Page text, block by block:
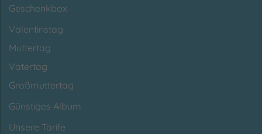
Geschenkbox
Valentinstag
Muttertag
Vatertag
Großmuttertag
Günstiges Album
Unsere Tarife